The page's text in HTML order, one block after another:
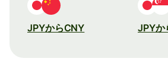
JPYからCNY JPYか